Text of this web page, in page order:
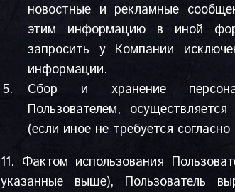
новостные и рекламные
этим информацию в иной
запросить у Компании
информации.
Сбор и хранение
Пользователем,
(если иное не требуется
11. Фактом использования
указанные выше), Пользователь